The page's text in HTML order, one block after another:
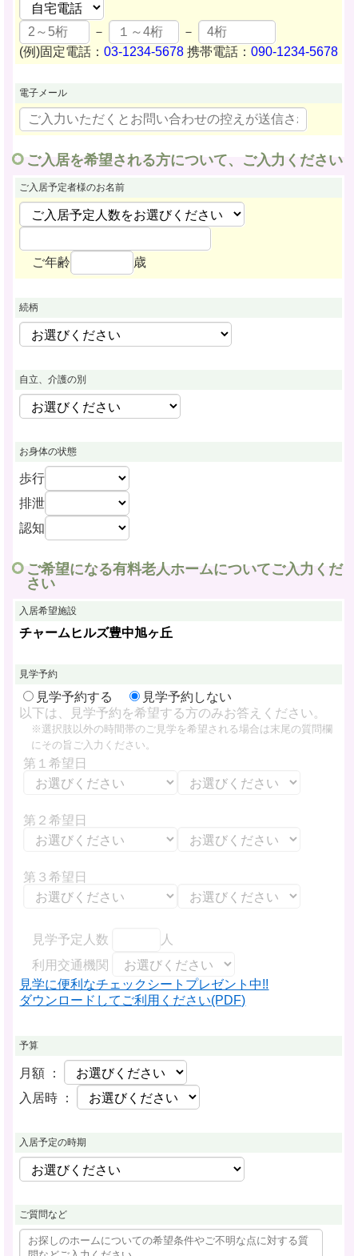
－
－
(例)固定電話：03-1234-5678 携帯電話：090-1234-5678
電子メール
ご入居を希望される方について、ご入力ください
ご入居予定者様のお名前
ご年齢 歳
続柄
自立、介護の別
お身体の状態
歩行
排泄
認知
ご希望になる有料老人ホームについてご入力くだ
さい
入居希望施設
チャームヒルズ豊中旭ヶ丘
見学予約
見学予約する
見学予約しない
以下は、見学予約を希望する方のみお答えください。
※選択肢以外の時間帯のご見学を希望される場合は末尾の質問欄
にその旨ご入力ください。
第１希望日
第２希望日
第３希望日
見学予定人数
人
利用交通機関
見学に便利なチェックシートプレゼント中!!
ダウンロードしてご利用ください(PDF)
予算
月額 ：
入居時 ：
入居予定の時期
ご質問など